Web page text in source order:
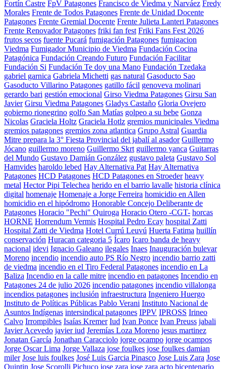
Fortín Castre FpV Patagones Francisco de Viedma y Narváez Fredy
Morales Frente de Todos Patagones Frente de Unidad Docente
Patagones Frente Gremial Docente Frente Julieta Lanteri Patagones
Frente Renovador Patagones friki fan fest Friki Fans Fest 2026
frutos secos fuente Pucará fumigación Patagones fumigacion
Viedma Fumigador Municipio de Viedma Fundación Cocina
Patagónica Fundación Creando Futuro Fundación Facilitar
Fundación Si Fundación Te doy una Mano Fundación Tzedaka
gabriel garnica Gabriela Michetti gas natural Gasoducto Sao
Gasoducto Villarino Patagones gatillo fácil genoveva molinari
gerardo bari gestión emocional Girso Viedma Patagones Girsu San
Javier Girsu Viedma Patagones Gladys Castaño Gloria Ovejero
gobierno rionegrino golfo San Matías golpeo a su bebe Gonza
Nicolas Graciela Holtz Graciela Hotlz gremios municipales Viedma
gremios patagones gremios zona atlantica Grupo Astral Guardia
Mitre prepara la 3° Fiesta Provincial del jabalí al asador Guillermo
Jócano guillermo moreno Guillermo Skrt guillermo yanca Guitarras
del Mundo Gustavo Damián González gustavo paleta Gustavo Sol
Hamvides haroldo lebed Hay Alternativa Pat Hay Alternativa
Patagones HCD Patagones HCD Patagones en Stroeder heavy
metal Hector Pipi Telechea herido en el barrio lavalle historia clínica
digital homenaje Homenaje a Jorge Ferreira homicidio en Allen
homicidio en el hipódromo Honorable Concejo Deliberante de
Patagones Horacio "Pechi" Quiroga Horacio Otero -CGT- horcas
HORNE Horrendum Vermis Hospital Pedro Ecay hospital Zatti
Hospital Zatti de Viedma Hotel Currú Leuvú Huerta Fatima huillín
conservación Huracan categoria 5 Ícaro Icaro banda de heavy
nacional idevi Ignacio Galeano ilegales Inaes Inauguración bulevar
Moreno incendio incendio auto PS Río Negro incendio barrio zatti
de viedma incendio en el Tiro Federal Patagones incendio en La
Baliza Incendio en la calle mitre incendio en patagones Incendio en
Patagones 24 de julio 2026 incendio patagones incendio villalonga
incendios patagones inclusión infraestructura Ingeniero Huergo
Instituto de Políticas Públicas Pablo Verani Instituto Nacional de
Asuntos Indígenas intersindical patagones IPPV IPROSS Irineo
Calvo Irrompibles Isaías Kremer Iud Ivan Ponce Ivan Preuss jabali
Javier Acevedo javier iud Jeremías Loza Moreno jesus martinez
Jonatan García Jonathan Caracciolo jorge ocampo jorge ocampos
Jorge Oscar Lima Jorge Vallaza jose foulkes jose foulkes damian
miler Jose luis foulkes José Luis Garcia Pinasco Jose Luis Zara Jose
Quintin Jose Scorolli Pichuco jose zara jose zara acto bicentenario